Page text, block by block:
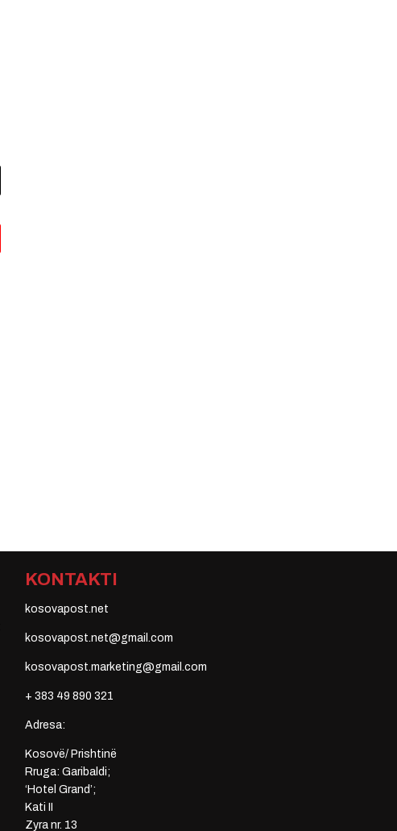
KONTAKTI
kosovapost.net
kosovapost.net@gmail.com
kosovapost.marketing@gmail.com
+ 383 49 890 321
Adresa:
Kosovë/ Prishtinë
Rruga: Garibaldi;
‘Hotel Grand’;
Kati II
Zyra nr. 13